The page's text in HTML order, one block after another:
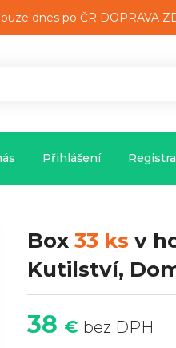
dnes po ČR DOPRAVA
Přihlášení
Box 33 ks v
Kutilství,
38 € bez DPH